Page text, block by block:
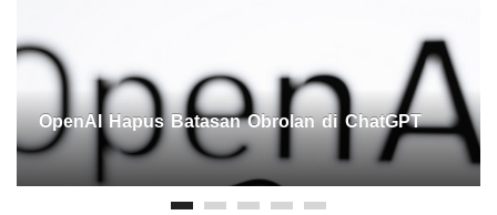
OpenAI Hapus Batasan Obrolan di ChatGPT